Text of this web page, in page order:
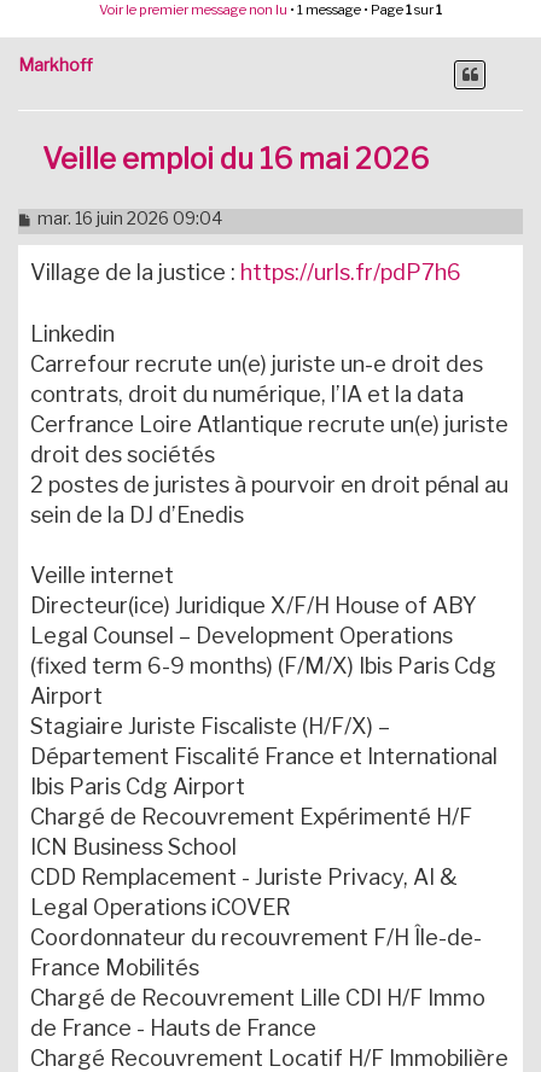
Voir le premier message non lu • 1 message • Page1sur1
Markhoff
Veille emploi du 16 mai 2026
M
e
s
n
o
n
u
mar. 16 juin 2026 09:04
Village de la justice : https://urls.fr/pdP7h6
Linkedin
Carrefour recrute un(e) juriste un-e droit des
contrats, droit du numérique, l’IA et la data
Cerfrance Loire Atlantique recrute un(e) juriste
droit des sociétés
2 postes de juristes à pourvoir en droit pénal au
sein de la DJ d’Enedis
Veille internet
Directeur(ice) Juridique X/F/H House of ABY
Legal Counsel – Development Operations
(fixed term 6-9 months) (F/M/X) Ibis Paris Cdg
Airport
Stagiaire Juriste Fiscaliste (H/F/X) –
Département Fiscalité France et International
Ibis Paris Cdg Airport
Chargé de Recouvrement Expérimenté H/F
ICN Business School
CDD Remplacement - Juriste Privacy, AI &
Legal Operations iCOVER
Coordonnateur du recouvrement F/H Île-de-
France Mobilités
Chargé de Recouvrement Lille CDI H/F Immo
de France - Hauts de France
Chargé Recouvrement Locatif H/F Immobilière